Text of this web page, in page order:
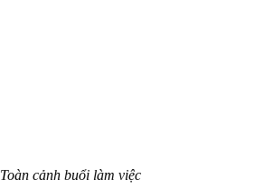
Toàn cảnh buổi làm việc